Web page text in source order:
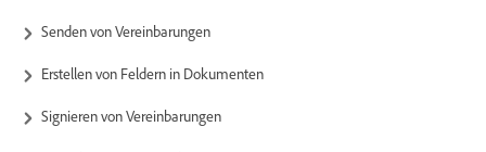
Senden von Vereinbarungen
Erstellen von Feldern in Dokumenten
Signieren von Vereinbarungen